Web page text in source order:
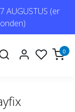
AUGUSTUS (er
0